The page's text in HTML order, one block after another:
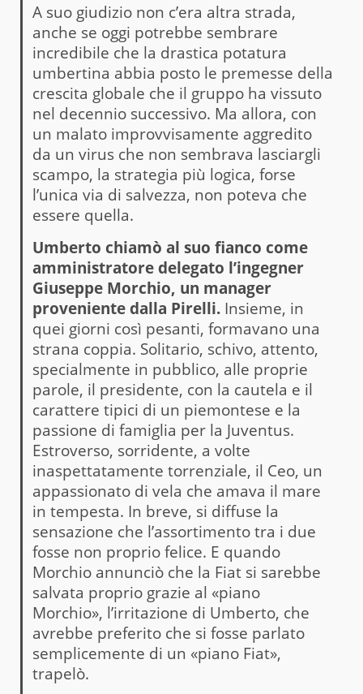
A suo giudizio non c’era altra strada,
anche se oggi potrebbe sembrare
incredibile che la drastica potatura
umbertina abbia posto le premesse della
crescita globale che il gruppo ha vissuto
nel decennio successivo. Ma allora, con
un malato improvvisamente aggredito
da un virus che non sembrava lasciargli
scampo, la strategia più logica, forse
l’unica via di salvezza, non poteva che
essere quella.
Umberto chiamò al suo fianco come
amministratore delegato l’ingegner
Giuseppe Morchio, un manager
proveniente dalla Pirelli.Insieme, in
quei giorni così pesanti, formavano una
strana coppia. Solitario, schivo, attento,
specialmente in pubblico, alle proprie
parole, il presidente, con la cautela e il
carattere tipici di un piemontese e la
passione di famiglia per la Juventus.
Estroverso, sorridente, a volte
inaspettatamente torrenziale, il Ceo, un
appassionato di vela che amava il mare
in tempesta. In breve, si diffuse la
sensazione che l’assortimento tra i due
fosse non proprio felice. E quando
Morchio annunciò che la Fiat si sarebbe
salvata proprio grazie al «piano
Morchio», l’irritazione di Umberto, che
avrebbe preferito che si fosse parlato
semplicemente di un «piano Fiat»,
trapelò.